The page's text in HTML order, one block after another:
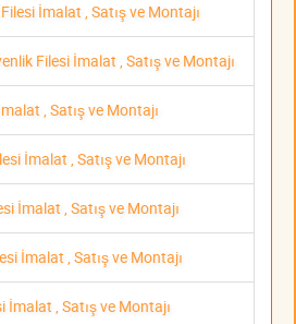
İmalat , Satış ve Montajı
Filesi İmalat , Satış ve Montajı
, Satış ve Montajı
İmalat , Satış ve Montajı
İmalat , Satış ve Montajı
İmalat , Satış ve Montajı
, Satış ve Montajı